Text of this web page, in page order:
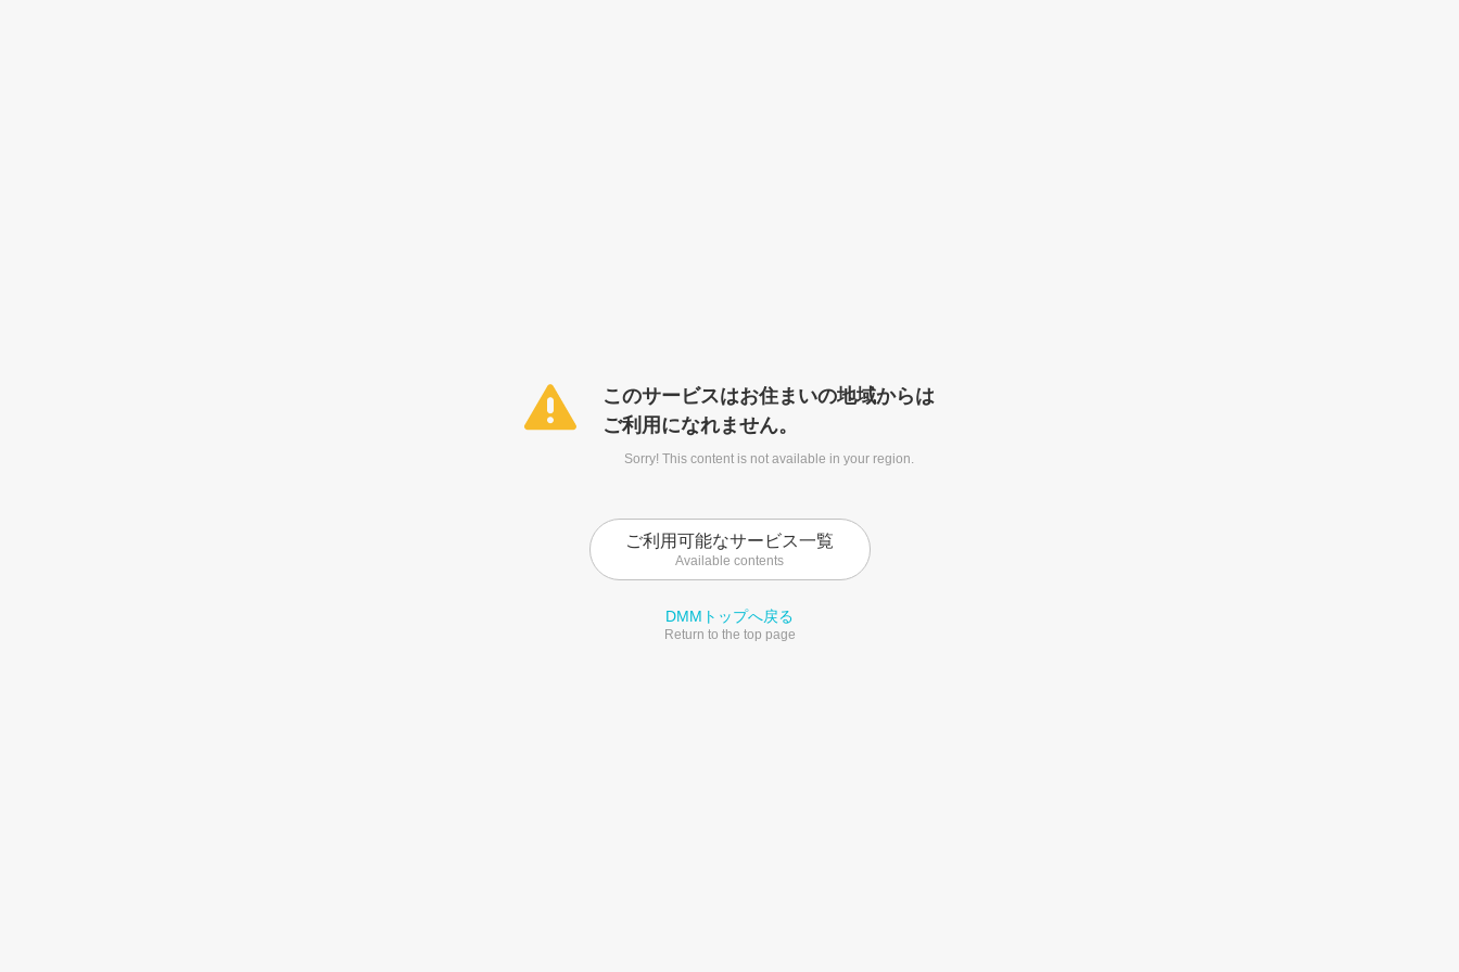
このサービスはお住まいの地域からは
ご利用になれません。
Sorry! This content is not available in your region.
ご利用可能なサービス一覧
Available contents
DMMトップへ戻る
Return to the top page